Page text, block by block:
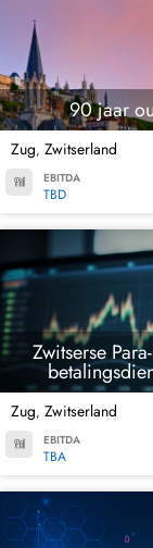
90 jaar
Zug, Zwitserland
EBITDA
TBD
Zwitserse
Zug, Zwitserland
EBITDA
TBA